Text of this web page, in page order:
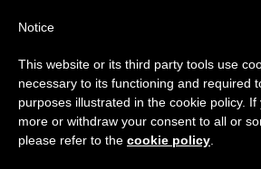
IGLESIA LOCAL
Aviso importante
Del 27 de julio al 7 de agosto
anual, aprovechando que en el
se generan menos informaciones
Notice
This website or its third party tools use
necessary to its functioning and required
purposes illustrated in the cookie policy.
more or withdraw your consent to all or
please refer to the cookie policy